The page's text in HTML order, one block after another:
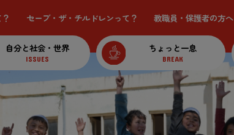
自分と社会・世界
ISSUES
ちょっと一息
BREAK
セーブ・ザ・チルドレンって？ 教職員・保護者の方へ